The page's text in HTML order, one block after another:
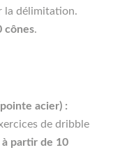
la délimitation.
cônes.
acier) :
de dribble
à partir de 10